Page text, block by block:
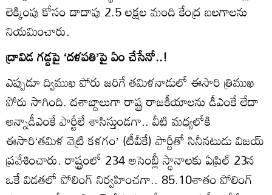
లెక్కింపు కోసం దాదాపు 2.5 లక్షల మంది కేంద్ర బలగాలను
నియమించారు.
ద్రావిడ గడ్డపై ‘దళపతి’పై ఏం చేసేనో..!
ఎప్పుడూ ద్విముఖ పోరు జరిగే తమిళనాడులో ఈసారి త్రిముఖ
పోరు సాగింది. దశాబ్దాలుగా రాష్ట్ర రాజకీయాలను డీఎంకే లేదా
అన్నాడీఎంకే పార్టీలే శాసిస్తుండగా.. వీటి మధ్యలోకి
ఈసారి‘తమిళ వెట్రి కళగం’ (టీవీకే) పార్టీతో సినీనటుడు విజయ్‌
ప్రవేశించారు. రాష్ట్రంలో 234 అసెంబ్లీ స్థానాలకు ఏప్రిల్‌ 23న
ఒకే విడతలో పోలింగ్‌ నిర్వహించగా.. 85.10శాతం పోలింగ్‌